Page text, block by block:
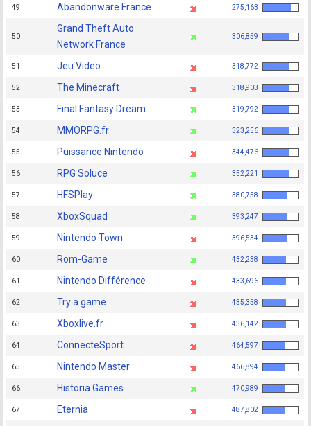
49 Abandonware France 275,163
50
Grand Theft Auto
Network France
306,859
51 Jeu.Video 318,772
52 The Minecraft 318,903
53 Final Fantasy Dream 319,792
54 MMORPG.fr 323,256
55 Puissance Nintendo 344,476
56 RPG Soluce 352,221
57 HFSPlay 380,758
58 XboxSquad 393,247
59 Nintendo Town 396,534
60 Rom-Game 432,238
61 Nintendo Différence 433,696
62 Try a game 435,358
63 Xboxlive.fr 436,142
64 ConnecteSport 464,597
65 Nintendo Master 466,894
66 Historia Games 470,989
67 Eternia 487,802